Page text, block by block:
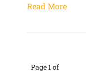
Read More
Page 1 of